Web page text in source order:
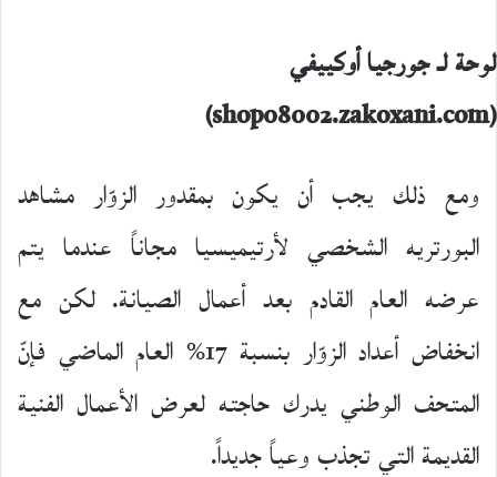
لوحة لـ جورجيا أوكييفي
(shop08002.zakoxani.com)
ومع ذلك يجب أن يكون بمقدور الزوّار مشاهد
البورتريه الشخصي لأرتيميسيا مجاناً عندما يتم
عرضه العام القادم بعد أعمال الصيانة. لكن مع
انخفاض أعداد الزوّار بنسبة 17% العام الماضي فإنّ
المتحف الوطني يدرك حاجته لعرض الأعمال الفنية
القديمة التي تجذب وعياً جديداً.